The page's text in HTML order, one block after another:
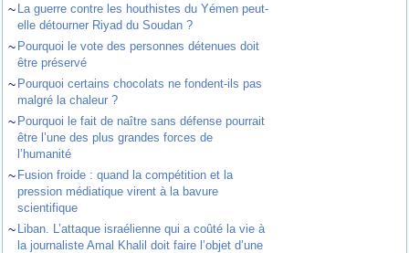
~ La guerre contre les houthistes du Yémen peut-
elle détourner Riyad du Soudan ?
~ Pourquoi le vote des personnes détenues doit
être préservé
~ Pourquoi certains chocolats ne fondent-ils pas
malgré la chaleur ?
~ Pourquoi le fait de naître sans défense pourrait
être l’une des plus grandes forces de
l’humanité
~ Fusion froide : quand la compétition et la
pression médiatique virent à la bavure
scientifique
~ Liban. L’attaque israélienne qui a coûté la vie à
la journaliste Amal Khalil doit faire l’objet d’une